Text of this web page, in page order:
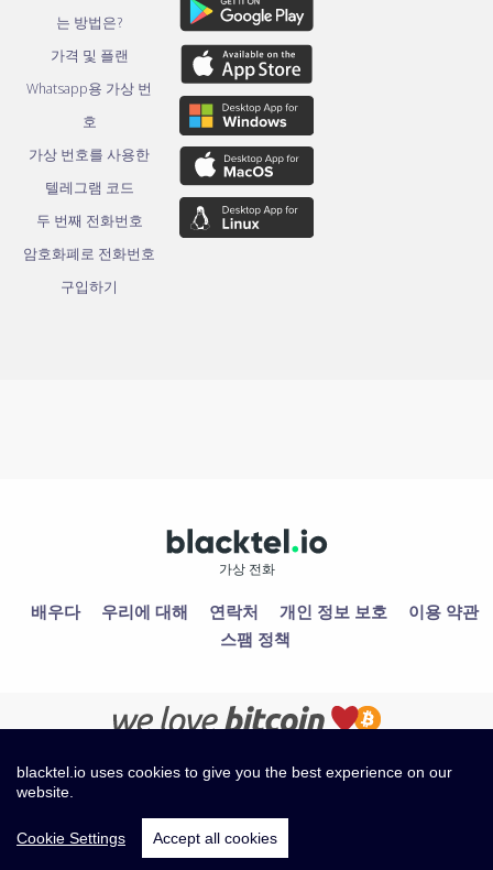
는 방법은?
가격 및 플랜
Whatsapp용 가상 번
호
가상 번호를 사용한
텔레그램 코드
두 번째 전화번호
암호화폐로 전화번호
구입하기
가상 전화
배우다 우리에 대해 연락처 개인 정보 보호
이용 약관
스팸 정책
blacktel.io uses cookies to give you the best experience on our
website.
Cookie Settings Accept all cookies